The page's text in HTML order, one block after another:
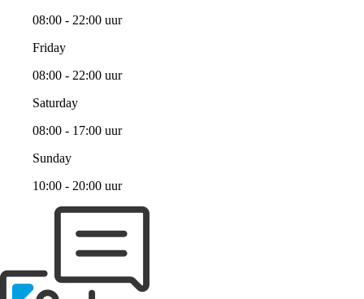
08:00 - 22:00 uur
Friday
08:00 - 22:00 uur
Saturday
08:00 - 17:00 uur
Sunday
10:00 - 20:00 uur